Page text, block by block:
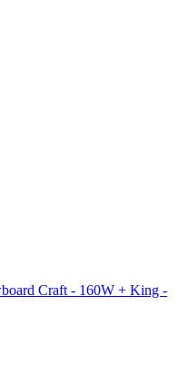
Craft - 160W + King -